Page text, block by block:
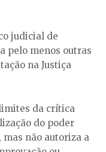
judicial de
pelo menos outras
na Justiça
da crítica
do poder
não autoriza a